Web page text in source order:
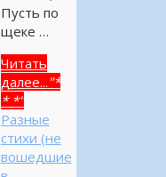
Пусть по
щеке …
Читать
далее... "*
* *"
Разные
стихи (не
вошедшие